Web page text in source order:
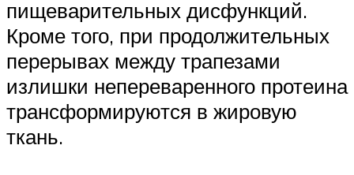
пищеварительных дисфункций.
Кроме того, при продолжительных
перерывах между трапезами
излишки непереваренного протеина
трансформируются в жировую
ткань.